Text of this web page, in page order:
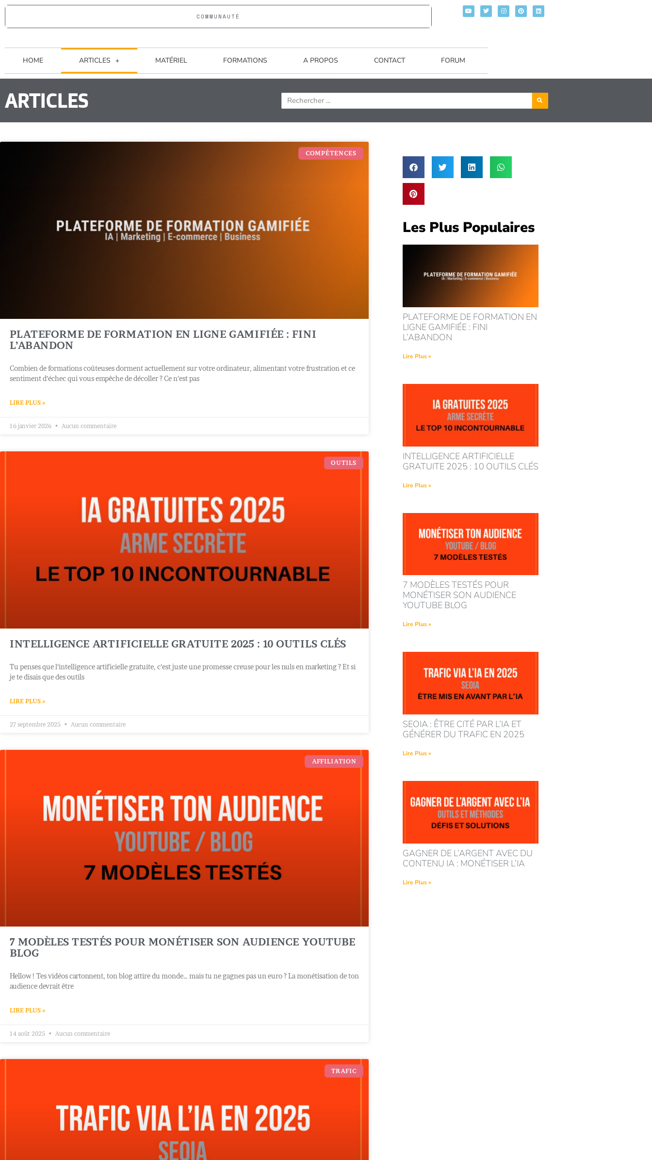
COMMUNAUTÉ
HOME ARTICLES MATÉRIEL FORMATIONS A PROPOS CONTACT FORUM
ARTICLES
COMPÉTENCES
PLATEFORME DE FORMATION EN LIGNE GAMIFIÉE : FINI
L’ABANDON
Combien de formations coûteuses dorment actuellement sur votre ordinateur, alimentant votre frustration et ce
sentiment d’échec qui vous empêche de décoller ? Ce n’est pas
LIRE PLUS »
16 janvier 2026 Aucun commentaire
OUTILS
INTELLIGENCE ARTIFICIELLE GRATUITE 2025 : 10 OUTILS CLÉS
Tu penses que l’intelligence artificielle gratuite, c’est juste une promesse creuse pour les nuls en marketing ? Et si
je te disais que des outils
LIRE PLUS »
27 septembre 2025 Aucun commentaire
AFFILIATION
7 MODÈLES TESTÉS POUR MONÉTISER SON AUDIENCE YOUTUBE
BLOG
Hellow ! Tes vidéos cartonnent, ton blog attire du monde… mais tu ne gagnes pas un euro ? La monétisation de ton
audience devrait être
LIRE PLUS »
14 août 2025 Aucun commentaire
TRAFIC
Les Plus Populaires
PLATEFORME DE FORMATION EN
LIGNE GAMIFIÉE : FINI
L’ABANDON
Lire Plus »
INTELLIGENCE ARTIFICIELLE
GRATUITE 2025 : 10 OUTILS CLÉS
Lire Plus »
7 MODÈLES TESTÉS POUR
MONÉTISER SON AUDIENCE
YOUTUBE BLOG
Lire Plus »
SEOIA : ÊTRE CITÉ PAR L’IA ET
GÉNÉRER DU TRAFIC EN 2025
Lire Plus »
GAGNER DE L’ARGENT AVEC DU
CONTENU IA : MONÉTISER L’IA
Lire Plus »